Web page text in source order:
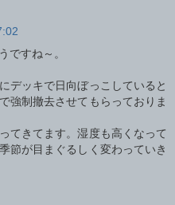
ですね～。
デッキで日向ぼっこしていると
強制撤去させてもらっておりま
てきてます。湿度も高くなって
節が目まぐるしく変わっていき